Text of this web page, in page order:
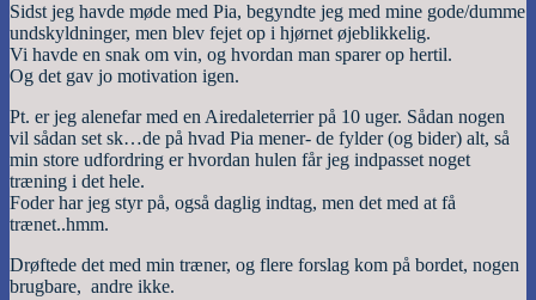
Sidst jeg havde møde med Pia, begyndte jeg med mine gode/dumme
undskyldninger, men blev fejet op i hjørnet øjeblikkelig.
Vi havde en snak om vin, og hvordan man sparer op hertil.
Og det gav jo motivation igen.
Pt. er jeg alenefar med en Airedaleterrier på 10 uger. Sådan nogen
vil sådan set sk…de på hvad Pia mener- de fylder (og bider) alt, så
min store udfordring er hvordan hulen får jeg indpasset noget
træning i det hele.
Foder har jeg styr på, også daglig indtag, men det med at få
trænet..hmm.
Drøftede det med min træner, og flere forslag kom på bordet, nogen
brugbare, andre ikke.